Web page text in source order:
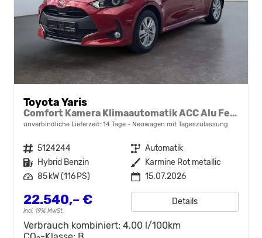
Toyota Yaris
Comfort Kamera Klimaautomatik ACC Alu Felgen NSW
unverbindliche Lieferzeit: 14 Tage Neuwagen mit Tageszulassung
Fahrzeugnr. 5124244 Getriebe Automatik
Kraftstoff Hybrid Benzin Außenfarbe Karmine Rot metallic
Leistung 85 kW (116 PS) 15.07.2026
22.540,– €
incl. 19% MwSt.
Details
Verbrauch kombiniert: 4,00 l/100km